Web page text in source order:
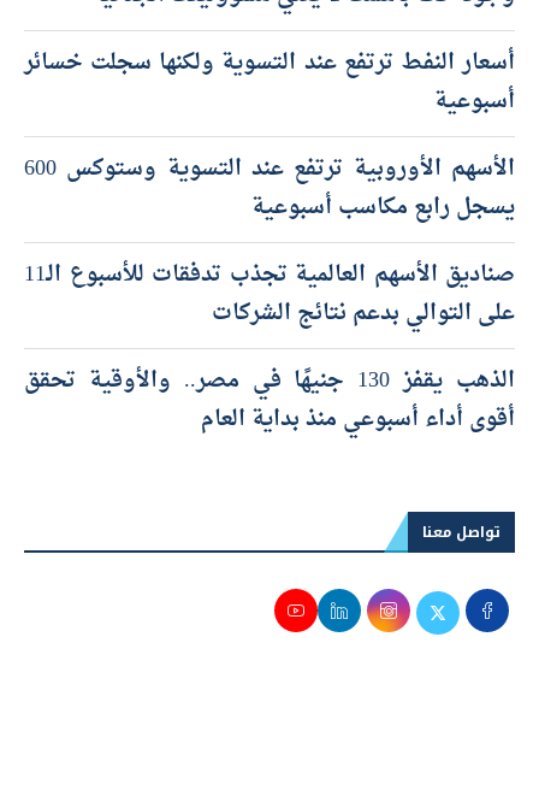
أسعار النفط ترتفع عند التسوية ولكنها سجلت خسائر
أسبوعية
الأسهم الأوروبية ترتفع عند التسوية وستوكس 600
يسجل رابع مكاسب أسبوعية
صناديق الأسهم العالمية تجذب تدفقات للأسبوع الـ11
على التوالي بدعم نتائج الشركات
الذهب يقفز 130 جنيهًا في مصر.. والأوقية تحقق
أقوى أداء أسبوعي منذ بداية العام
تواصل معنا